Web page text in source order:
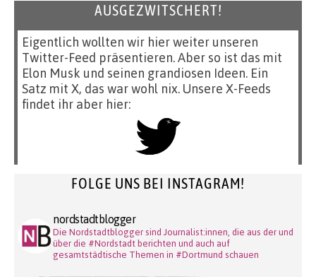
AUSGEZWITSCHERT!
Eigentlich wollten wir hier weiter unseren
Twitter-Feed präsentieren. Aber so ist das mit
Elon Musk und seinen grandiosen Ideen. Ein
Satz mit X, das war wohl nix. Unsere X-Feeds
findet ihr aber hier:
FOLGE UNS BEI INSTAGRAM!
nordstadtblogger
Die Nordstadtblogger sind Journalist:innen, die aus der und
über die #Nordstadt berichten und auch auf
gesamtstädtische Themen in #Dortmund schauen